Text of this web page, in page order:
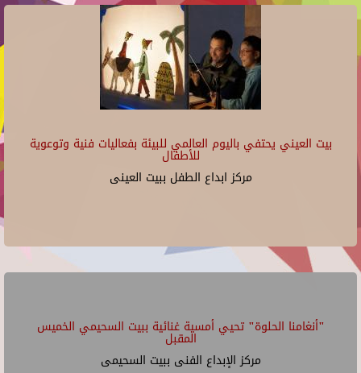
بيت العيني يحتفي باليوم العالمي للبيئة بفعاليات فنية وتوعوية
للأطفال
مركز ابداع الطفل ببيت العينى
"أنغامنا الحلوة" تحيي أمسية غنائية ببيت السحيمي الخميس
المقبل
مركز الإبداع الفنى ببيت السحيمى